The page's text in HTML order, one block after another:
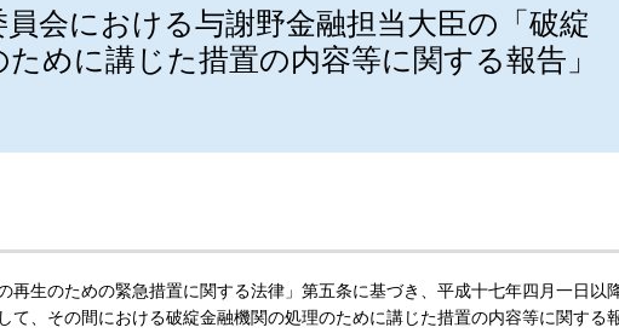
会における与謝野金融担当大臣の「破綻
めに講じた措置の内容等に関する報告」
再生のための緊急措置に関する法律」第五条に基づき、平成十七年四月一日以
て、その間における破綻金融機関の処理のために講じた措置の内容等に関する